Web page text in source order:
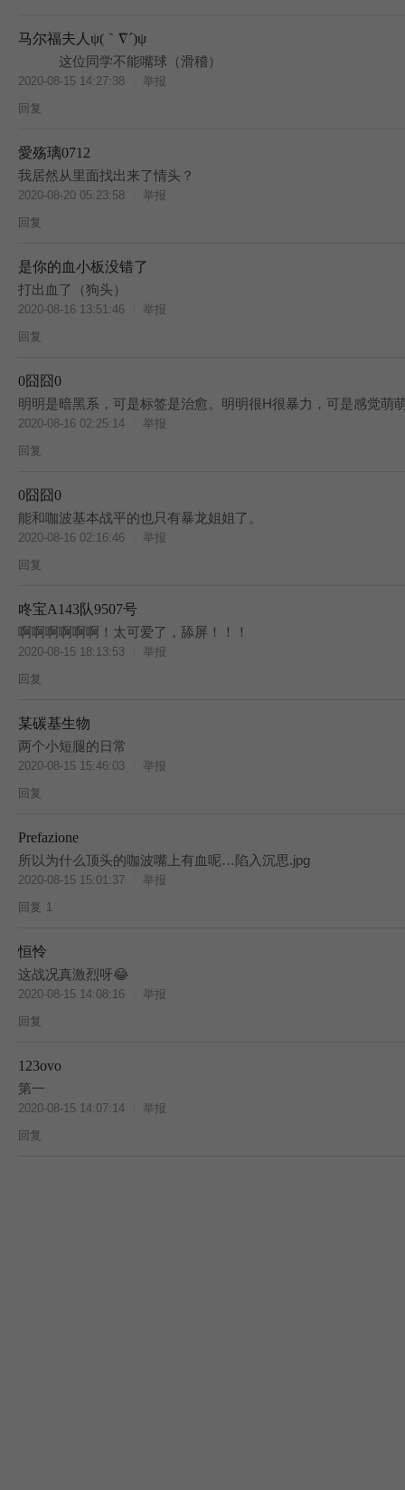
BES
BES
马尔福夫人ψ(｀∇´)ψ
BES
这位同学不能嘴球（滑稽）
2020-08-15 14:27:38
举报
回复
愛殇璃0712
我居然从里面找出来了情头？
2020-08-20 05:23:58
举报
回复
是你的血小板没错了
打出血了（狗头）
2020-08-16 13:51:46
举报
回复
0囧囧0
明明是暗黑系，可是标签是治愈。明明很H很暴力，可是感觉萌
2020-08-16 02:25:14
举报
回复
0囧囧0
能和咖波基本战平的也只有暴龙姐姐了。
2020-08-16 02:16:46
举报
回复
咚宝A143队9507号
啊啊啊啊啊啊！太可爱了，舔屏！！！
2020-08-15 18:13:53
举报
回复
某碳基生物
两个小短腿的日常
2020-08-15 15:46:03
举报
回复
Prefazione
所以为什么顶头的咖波嘴上有血呢…陷入沉思.jpg
2020-08-15 15:01:37
举报
回复 1
恒怜
这战况真激烈呀😂
2020-08-15 14:08:16
举报
回复
123ovo
第一
2020-08-15 14:07:14
举报
回复